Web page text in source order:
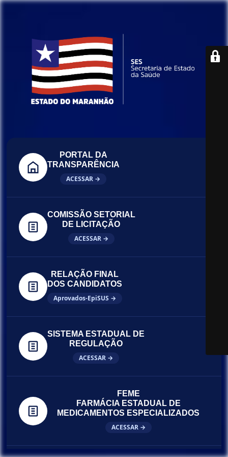
PORTAL DA
TRANSPARÊNCIA
ACESSAR →
COMISSÃO SETORIAL
DE LICITAÇÃO
ACESSAR →
RELAÇÃO FINAL
DOS CANDIDATOS
Aprovados-EpiSUS →
SISTEMA ESTADUAL DE
REGULAÇÃO
ACESSAR →
FEME
FARMÁCIA ESTADUAL DE
MEDICAMENTOS ESPECIALIZADOS
ACESSAR →